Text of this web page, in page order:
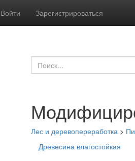
Войти Зарегистрироваться
Лес и деревопереработка >
Древесина влагостойкая